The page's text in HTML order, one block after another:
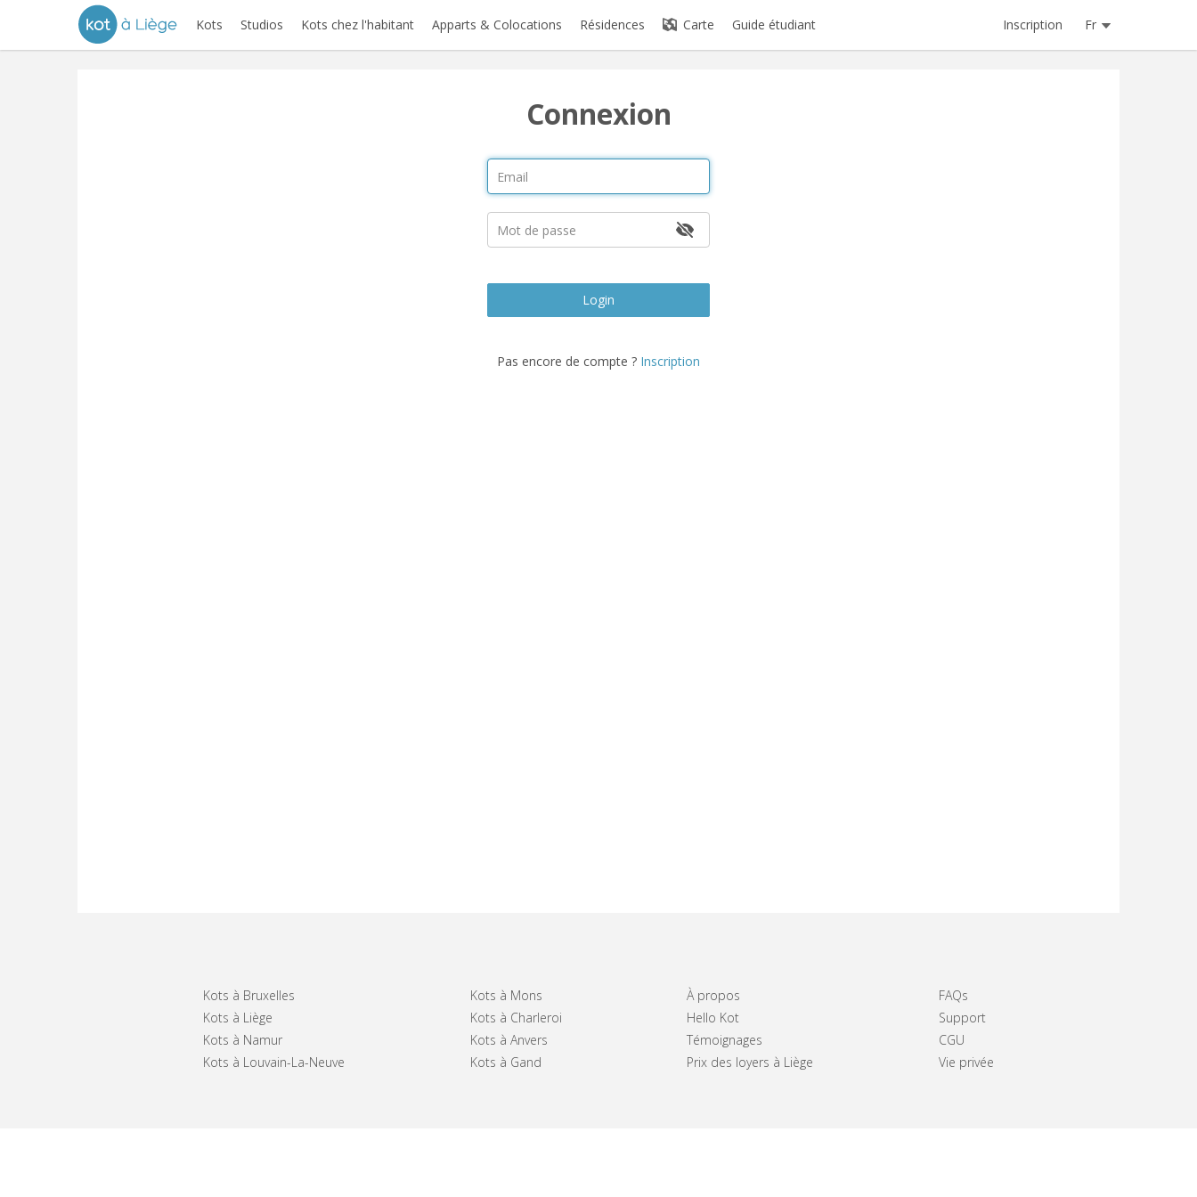
Kots Studios Kots chez l'habitant Apparts & Colocations Résidences Carte Guide étudiant Inscription Fr
Connexion
Login
Pas encore de compte ? Inscription
Kots à Bruxelles
Kots à Liège
Kots à Namur
Kots à Louvain-La-Neuve
Kots à Mons
Kots à Charleroi
Kots à Anvers
Kots à Gand
À propos
Hello Kot
Témoignages
Prix des loyers à Liège
FAQs
Support
CGU
Vie privée